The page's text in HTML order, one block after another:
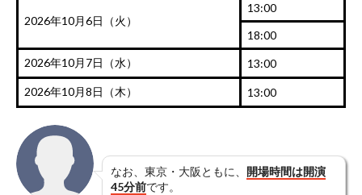
2026年10月6日（火）
13:00
18:00
2026年10月7日（水）
13:00
2026年10月8日（木） 13:00
なお、東京・大阪ともに、 開場時間は開演
45分前です。